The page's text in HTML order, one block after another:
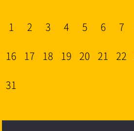
1 2 3 4 5 6 7
16 17 18 19 20 21 22
31